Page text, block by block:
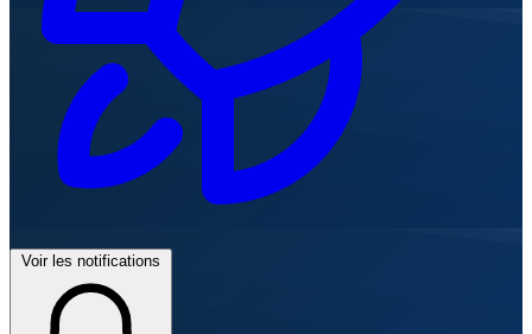
Voir les notifications